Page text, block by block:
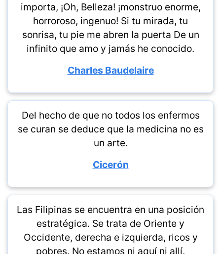
importa, ¡Oh, Belleza! ¡monstruo enorme,
horroroso, ingenuo! Si tu mirada, tu
sonrisa, tu pie me abren la puerta De un
infinito que amo y jamás he conocido.
Charles Baudelaire
Del hecho de que no todos los enfermos
se curan se deduce que la medicina no es
un arte.
Cicerón
Las Filipinas se encuentra en una posición
estratégica. Se trata de Oriente y
Occidente, derecha e izquierda, ricos y
pobres. No estamos ni aquí ni allí.